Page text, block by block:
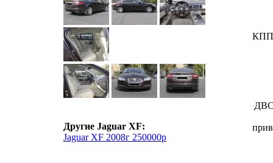
Другие Jaguar XF:
Jaguar XF 2008г 250000р
КПП